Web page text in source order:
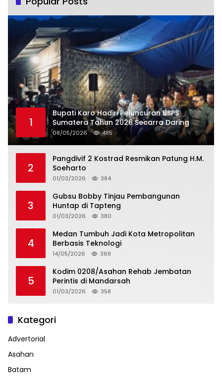
1
Bupati Karo Hadiri Peluncuran BSPS
Sumatera Tahun 2026 Secarra Daring
08/05/2026 485
2
Pangdivif 2 Kostrad Resmikan Patung H.M.
Soeharto
01/03/2026 384
3
Gubsu Bobby Tinjau Pembangunan
Huntap di Tapteng
01/03/2026 380
4
Medan Tumbuh Jadi Kota Metropolitan
Berbasis Teknologi
14/05/2026 369
5
Kodim 0208/Asahan Rehab Jembatan
Perintis di Mandarsah
01/03/2026 358
Kategori
Advertorial
Asahan
Batam